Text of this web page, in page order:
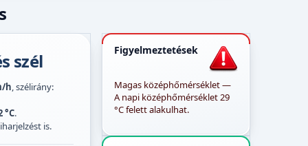
szél
h, szélirány:
°C.
is.
Figyelmeztetések
Magas középhőmérséklet —
A napi középhőmérséklet 29
°C felett alakulhat.